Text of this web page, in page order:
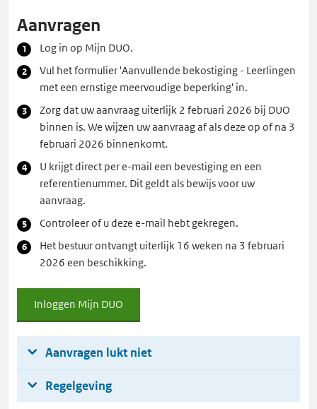
Aanvragen
Log in op Mijn DUO.
Vul het formulier 'Aanvullende bekostiging - Leerlingen
met een ernstige meervoudige beperking' in.
Zorg dat uw aanvraag uiterlijk 2 februari 2026 bij DUO
binnen is. We wijzen uw aanvraag af als deze op of na 3
februari 2026 binnenkomt.
U krijgt direct per e-mail een bevestiging en een
referentienummer. Dit geldt als bewijs voor uw
aanvraag.
Controleer of u deze e-mail hebt gekregen.
Het bestuur ontvangt uiterlijk 16 weken na 3 februari
2026 een beschikking.
Inloggen Mijn DUO
Inloggen
Mijn
Aanvragen lukt niet
Regelgeving